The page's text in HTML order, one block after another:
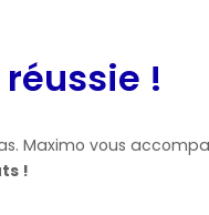
!
Maximo vous
!